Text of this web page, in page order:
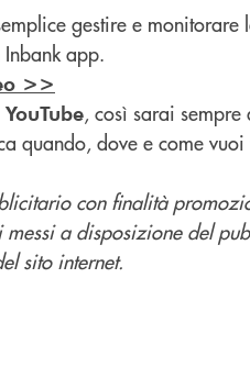
gestire e monitorare
app.
>>
, così sarai
quando, dove e come vuoi
con finalità
messi a disposizione del
sito internet.